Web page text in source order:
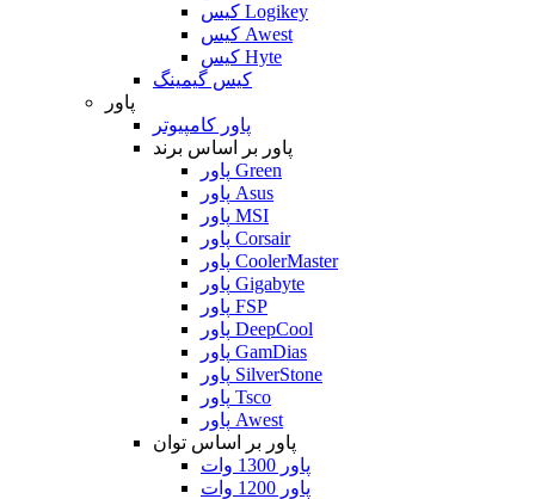
کیس Logikey
کیس Awest
کیس Hyte
کیس گیمینگ
پاور
پاور کامپیوتر
پاور بر اساس برند
پاور Green
پاور Asus
پاور MSI
پاور Corsair
پاور CoolerMaster
پاور Gigabyte
پاور FSP
پاور DeepCool
پاور GamDias
پاور SilverStone
پاور Tsco
پاور Awest
پاور بر اساس توان
پاور 1300 وات
پاور 1200 وات